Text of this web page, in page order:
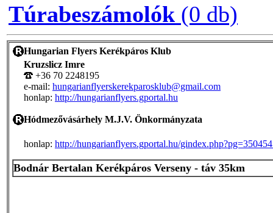
Túrabeszámolók (0 db)
Hungarian Flyers Kerékpáros Klub
Kruzslicz Imre
+36 70 2248195
e-mail: hungarianflyerskerekparosklub@gmail.com
honlap: http://hungarianflyers.gportal.hu
Hódmezővásárhely M.J.V. Önkormányzata
honlap: http://hungarianflyers.gportal.hu/
Bodnár Bertalan Kerékpáros Verseny - táv 35km